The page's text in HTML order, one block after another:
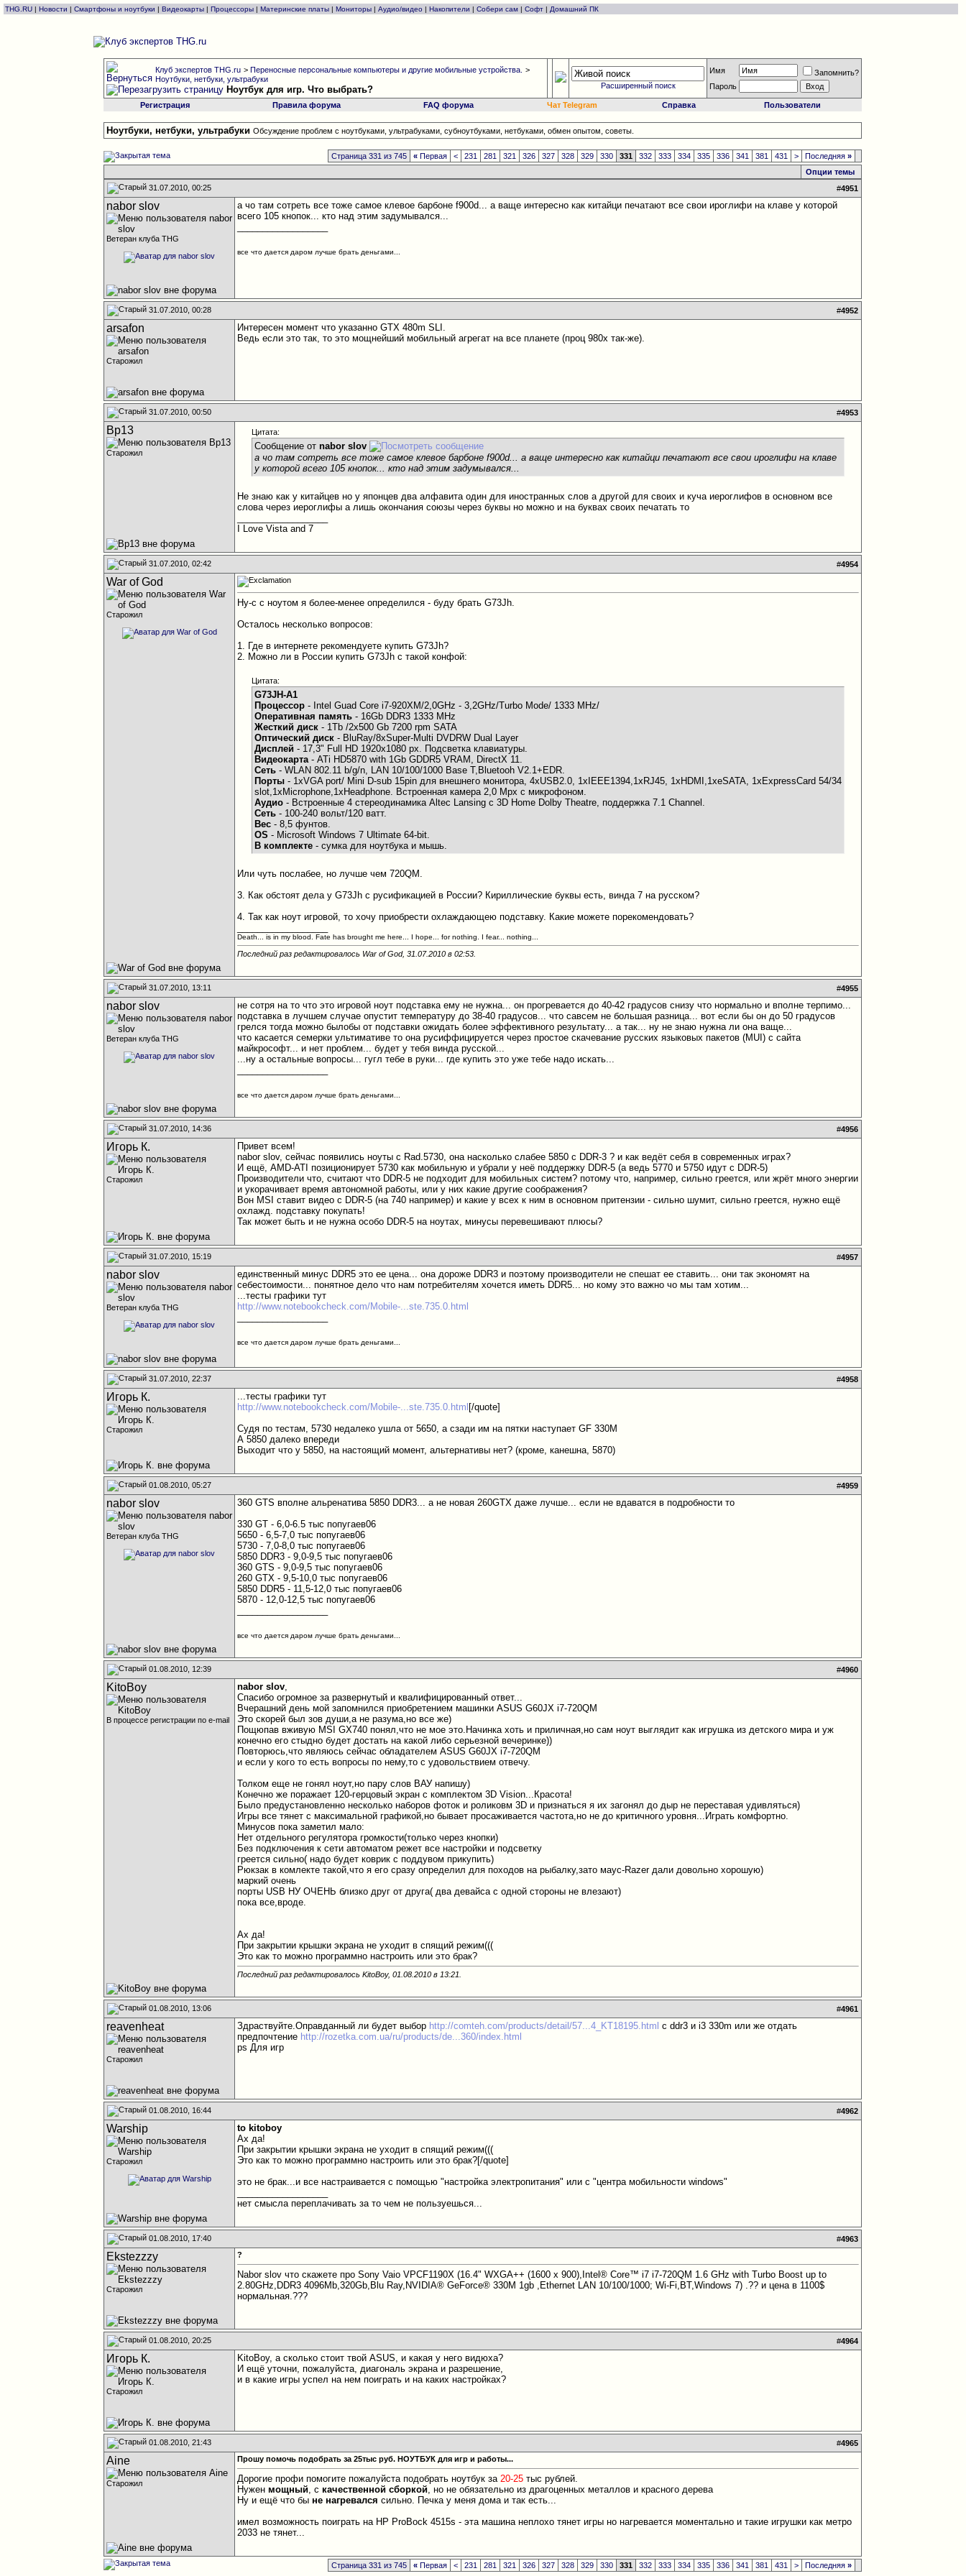
THG.RU | Новости | Смартфоны и ноутбуки | Видеокарты | Процессоры | Материнские платы | Мониторы | Аудио/видео | Накопители | Собери сам | Софт | Домашний ПК
Клуб экспертов THG.ru >Переносные персональные компьютеры и другие мобильные устройства.
>
Ноутбуки, нетбуки, ультрабуки
Ноутбук для игр. Что выбрать? Расширенный поиск
Имя
Запомнить?
Пароль
Регистрация Правила форума FAQ форума Чат Telegram Справка Пользователи
Ноутбуки, нетбуки, ультрабуки Обсуждение проблем с ноутбуками, ультрабуками, субноутбуками, нетбуками, обмен опытом, советы.
Страница 331 из 745 « Первая < 231 281 321 326 327 328 329 330 331 332 333 334 335 336 341 381 431 > Последняя»
Опции темы
31.07.2010, 00:25
#4951
nabor slov
Ветеран клуба THG
а чо там сотреть все тоже самое клевое барбоне f900d... а ваще интересно как китайци печатают все свои ироглифи на клаве у которой
всего 105 кнопок... кто над этим задумывался...
все что дается даром лучше брать деньгами...
31.07.2010, 00:28 #4952
arsafon
Старожил
Интересен момент что указанно GTX 480m SLI.
Ведь если это так, то это мощнейший мобильный агрегат на все планете (проц 980x так-же).
31.07.2010, 00:50 #4953
Bp13
Старожил
Цитата:
Сообщение отnabor slov
а чо там сотреть все тоже самое клевое барбоне f900d... а ваще интересно как китайци печатают все свои ироглифи на клаве
у которой всего 105 кнопок... кто над этим задумывался...
Не знаю как у китайцев но у японцев два алфавита один для иностранных слов а другой для своих и куча иероглифов в основном все
слова через иероглифы а лишь окончания союзы через буквы но можно и на буквах своих печатать то
I Love Vista and 7
31.07.2010, 02:42 #4954
War of God
Старожил
Ну-с с ноутом я более-менее определился - буду брать G73Jh.
Осталось несколько вопросов:
1. Где в интернете рекомендуете купить G73Jh?
2. Можно ли в России купить G73Jh с такой конфой:
Цитата:
G73JH-A1
Процессор - Intel Guad Core i7-920XM/2,0GHz - 3,2GHz/Turbo Mode/ 1333 MHz/
Оперативная память - 16Gb DDR3 1333 MHz
Жесткий диск - 1Tb /2х500 Gb 7200 rpm SATA
Оптический диск - BluRay/8хSuper-Multi DVDRW Dual Layer
Дисплей- 17,3" Full HD 1920x1080 px. Подсветка клавиатуры.
Видеокарта- ATi HD5870 with 1Gb GDDR5 VRAM, DirectX 11.
Сеть - WLAN 802.11 b/g/n, LAN 10/100/1000 Base T,Bluetooh V2.1+EDR.
Порты - 1xVGA port/ Mini D-sub 15pin для внешнего монитора, 4xUSB2.0, 1xIEEE1394,1xRJ45, 1xHDMI,1xeSATA, 1xExpressCard 54/34
slot,1xMicrophone,1xHeadphone. Встроенная камера 2,0 Mpx c микрофоном.
Аудио - Встроенные 4 стереодинамика Altec Lansing с 3D Home Dolby Theatre, поддержка 7.1 Channel.
Сеть - 100-240 вольт/120 ватт.
Вес - 8,5 фунтов.
OS - Microsoft Windows 7 Ultimate 64-bit.
В комплекте - сумка для ноутбука и мышь.
Или чуть послабее, но лучше чем 720QM.
3. Как обстоят дела у G73Jh с русификацией в России? Кириллические буквы есть, винда 7 на русском?
4. Так как ноут игровой, то хочу приобрести охлаждающею подставку. Какие можете порекомендовать?
Death... is in my blood. Fate has brought me here... I hope... for nothing. I fear... nothing...
Последний раз редактировалось War of God, 31.07.2010 в02:53
31.07.2010, 13:11 #4955
nabor slov
Ветеран клуба THG
не сотря на то что это игровой ноут подставка ему не нужна... он прогревается до 40-42 градусов снизу что нормально и вполне терпимо...
подставка в лучшем случае опустит температуру до 38-40 градусов... что савсем не большая разница... вот если бы он до 50 градусов
грелся тогда можно былобы от подставки ожидать более эффективного результату... а так... ну не знаю нужна ли она ваще...
что касается семерки ультимативе то она русиффицируется через простое скачевание русских языковых пакетов (MUI) с сайта
майкрософт... и нет проблем... будет у тебя винда русской...
...ну а остальные вопросы... гугл тебе в руки... где купить это уже тебе надо искать...
все что дается даром лучше брать деньгами...
31.07.2010, 14:36 #4956
Игорь К.
Старожил
Привет всем!
nabor slov, сейчас появились ноуты с Rad.5730, она насколько слабее 5850 c DDR-3 ? и как ведёт себя в современных играх?
И ещё, AMD-ATI позиционирует 5730 как мобильную и убрали у неё поддержку DDR-5 (а ведь 5770 и 5750 идут с DDR-5)
Производители что, считают что DDR-5 не подходит для мобильных систем? потому что, например, сильно греется, или жрёт много энергии
и укорачивает время автономной работы, или у них какие другие соображения?
Вон MSI ставит видео с DDR-5 (на 740 например) и какие у всех к ним в основном притензии - сильно шумит, сильно греется, нужно ещё
охлажд. подставку покупать!
Так может быть и не нужна особо DDR-5 на ноутах, минусы перевешивают плюсы?
31.07.2010, 15:19 #4957
nabor slov
Ветеран клуба THG
единственный минус DDR5 это ее цена... она дороже DDR3 и поэтому производители не спешат ее ставить... они так экономят на
себестоимости... понятное дело что нам потребителям хочется иметь DDR5... но кому это важно чо мы там хотим...
...тесты графики тут
http://www.notebookcheck.com/Mobile-...ste.735.0.html
все что дается даром лучше брать деньгами...
31.07.2010, 22:37 #4958
Игорь К.
Старожил
...тесты графики тут
http://www.notebookcheck.com/Mobile-...ste.735.0.html [/quote]
Судя по тестам, 5730 недалеко ушла от 5650, а сзади им на пятки наступает GF 330M
А 5850 далеко впереди
Выходит что у 5850, на настоящий момент, альтернативы нет? (кроме, канешна, 5870)
01.08.2010, 05:27 #4959
nabor slov
Ветеран клуба THG
360 GTS вполне альренатива 5850 DDR3... а не новая 260GTX даже лучше... если не вдаватся в подробности то
330 GT - 6,0-6.5 тыс попугаев06
5650 - 6,5-7,0 тыс попугаев06
5730 - 7,0-8,0 тыс попугаев06
5850 DDR3 - 9,0-9,5 тыс попугаев06
360 GTS - 9,0-9,5 тыс попугаев06
260 GTX - 9,5-10,0 тыс попугаев06
5850 DDR5 - 11,5-12,0 тыс попугаев06
5870 - 12,0-12,5 тыс попугаев06
все что дается даром лучше брать деньгами...
01.08.2010, 12:39 #4960
KitoBoy
В процессе регистрации по e-mail
nabor slov,
Cпасибо огромное за развернутый и квалифицированный ответ...
Вчерашний день мой запомнился приобретением машинки ASUS G60JX i7-720QM
Это скорей был зов души,а не разума,но все же)
Пощюпав вживую МSI GX740 понял,что не мое это.Начинка хоть и приличная,но сам ноут выглядит как игрушка из детского мира и уж
конечно его стыдно будет достать на какой либо серьезной вечеринке))
Повторюсь,что являюсь сейчас обладателем ASUS G60JX i7-720QM
и если у кого то есть вопросы по нему,то с удовольствием отвечу.
Толком еще не гонял ноут,но пару слов ВАУ напишу)
Конечно же поражает 120-герцовый экран с комплектом 3D Vision...Красота!
Было предустановленно несколько наборов фоток и роликовм 3D и признаться я их загонял до дыр не переставая удивляться)
Игры все тянет с максимальной графикой,но бывает просаживается частота,но не до критичного уровня...Играть комфортно.
Минусов пока заметил мало:
Нет отдельного регулятора громкости(только через кнопки)
Без подключения к сети автоматом режет все настройки и подсветку
греется сильно( надо будет коврик с поддувом прикупить)
Рюкзак в комлекте такой,что я его сразу определил для походов на рыбалку,зато маус-Razer дали довольно хорошую)
маркий очень
порты USB НУ ОЧЕНЬ близко друг от друга( два девайса с одной стороны не влезают)
пока все,вроде.
Ах да!
При закрытии крышки экрана не уходит в спящий режим(((
Это как то можно программно настроить или это брак?
Последний раз редактировалось KitoBoy, 01.08.2010 в 13:21
01.08.2010, 13:06 #4961
reavenheat
Старожил
Здраствуйте.Оправданный ли будет выбор http://comteh.com/products/detail/57...4_KT18195.html с ddr3 и i3 330m или же отдать
предпочтение http://rozetka.com.ua/ru/products/de...360/index.html
ps Для игр
01.08.2010, 16:44 #4962
Warship
Старожил
to kitoboy
Ах да!
При закрытии крышки экрана не уходит в спящий режим(((
Это как то можно программно настроить или это брак?[/quote]
это не брак...и все настраивается с помощью "настройка электропитания" или c "центра мобильности windows"
нет смысла переплачивать за то чем не пользуешься...
01.08.2010, 17:40 #4963
Ekstezzzy
Старожил
?
Nabor slov что скажете про Sony Vaio VPCF1190X (16.4" WXGA++ (1600 x 900),Intel® Core™ i7 i7-720QM 1.6 GHz with Turbo Boost up to
2.80GHz,DDR3 4096Mb,320Gb,Blu Ray,NVIDIA® GeForce® 330M 1gb ,Ethernet LAN 10/100/1000; Wi-Fi,BT,Windows 7) .?? и цена в 1100$
нормальная.???
01.08.2010, 20:25 #4964
Игорь К.
Старожил
KitoBoy, а сколько стоит твой ASUS, и какая у него видюха?
И ещё уточни, пожалуйста, диагональ экрана и разрешение,
и в какие игры успел на нем поиграть и на каких настройках?
01.08.2010, 21:43 #4965
Aine
Старожил
Прошу помочь подобрать за 25тыс руб. НОУТБУК для игр и работы...
Дорогие профи помогите пожалуйста подобрать ноутбук за20-25 тыс рублей.
Нуженмощный, скачественной сборкой, но не обязательно из драгоценных металлов и красного дерева
Ну и ещё что быне нагревался сильно. Печка у меня дома и так есть...
имел возможность поиграть на HP ProBock 4515s - эта машина неплохо тянет игры но нагревается моментально и такие игрушки как метро
2033 не тянет...
Страница 331 из 745 « Первая < 231 281 321 326 327 328 329 330 331 332 333 334 335 336 341 381 431 > Последняя»